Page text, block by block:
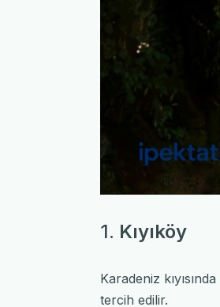
1. Kıyıköy
Karadeniz
tercih edilir.